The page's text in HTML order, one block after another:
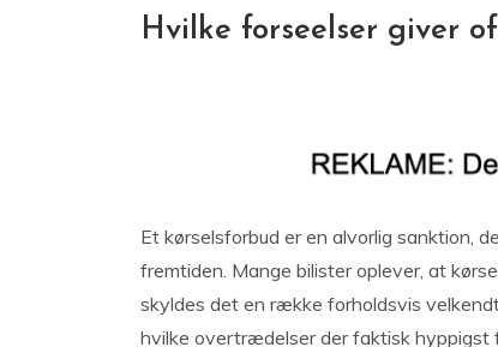
Hvilke forseelser giver
Et kørselsforbud er en alvorlig sanktion,
fremtiden. Mange bilister oplever, at
skyldes det en række forholdsvis
hvilke overtrædelser der faktisk hyppigst